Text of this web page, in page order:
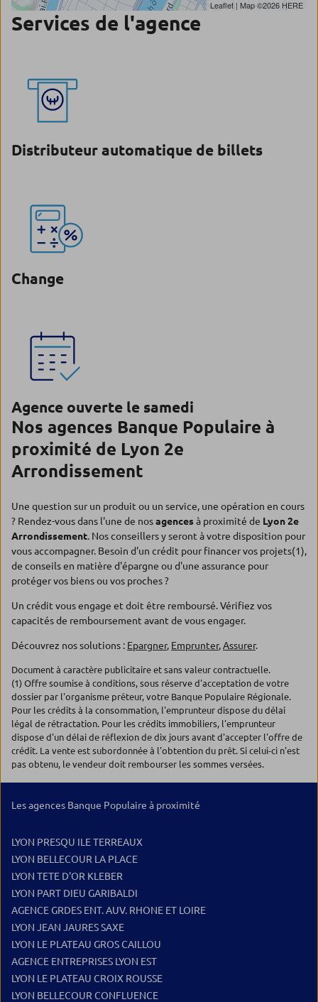
Leaflet | Map ©2026 HERE
Services de l'agence
Distributeur automatique de billets
Change
Agence ouverte le samedi
Nos agences Banque Populaire à
proximité de Lyon 2e
Arrondissement
Une question sur un produit ou un service, une opération en cours
? Rendez-vous dans l'une de nosagencesà proximité de Lyon 2e
Arrondissement. Nos conseillers y seront à votre disposition pour
vous accompagner. Besoin d'un crédit pour financer vos projets(1),
de conseils en matière d'épargne ou d'une assurance pour
protéger vos biens ou vos proches ?
Un crédit vous engage et doit être remboursé. Vérifiez vos
capacités de remboursement avant de vous engager.
Découvrez nos solutions : Epargner, Emprunter,Assurer.
Document à caractère publicitaire et sans valeur contractuelle.
(1) Offre soumise à conditions, sous réserve d'acceptation de votre
dossier par l'organisme prêteur, votre Banque Populaire Régionale.
Pour les crédits à la consommation, l'emprunteur dispose du délai
légal de rétractation. Pour les crédits immobiliers, l'emprunteur
dispose d'un délai de réflexion de dix jours avant d'accepter l'offre de
crédit. La vente est subordonnée à l'obtention du prêt. Si celui-ci n'est
pas obtenu, le vendeur doit rembourser les sommes versées.
Les agences Banque Populaire à proximité
LYON PRESQU ILE TERREAUX
LYON BELLECOUR LA PLACE
LYON TETE D'OR KLEBER
LYON PART DIEU GARIBALDI
AGENCE GRDES ENT. AUV. RHONE ET LOIRE
LYON JEAN JAURES SAXE
LYON LE PLATEAU GROS CAILLOU
AGENCE ENTREPRISES LYON EST
LYON LE PLATEAU CROIX ROUSSE
LYON BELLECOUR CONFLUENCE